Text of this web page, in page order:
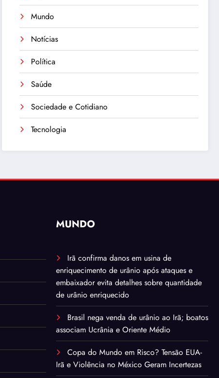
Mundo
Notícias
Política
Saúde
Sociedade e Cotidiano
Tecnologia
MUNDO
Irã confirma danos em usina de
enriquecimento de urânio após ataques e
embaixador evita detalhes sobre quantidade
de urânio enriquecido
Brasil nega venda de urânio ao Irã; boatos
associam Ucrânia e Oriente Médio
Copa do Mundo em Risco? Tensão EUA-
Irã e Violência no México Geram Incertezas